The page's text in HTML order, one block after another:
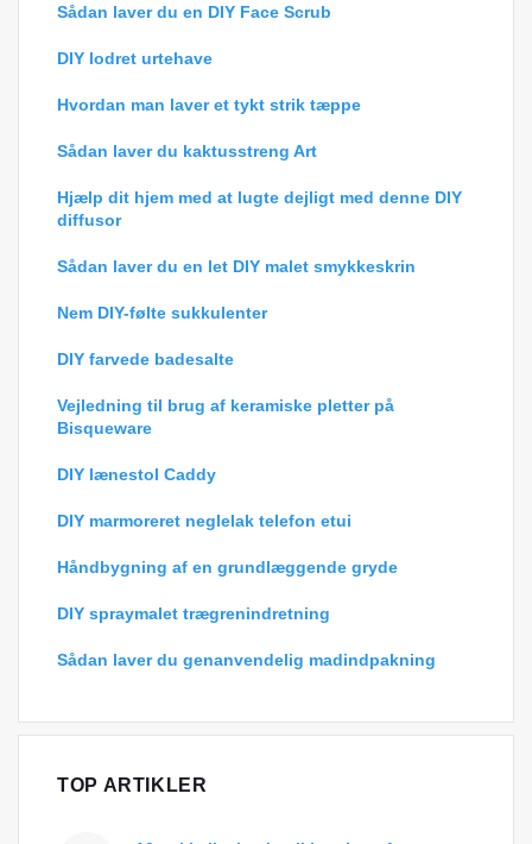
Sådan laver du en DIY Face Scrub
DIY lodret urtehave
Hvordan man laver et tykt strik tæppe
Sådan laver du kaktusstreng Art
Hjælp dit hjem med at lugte dejligt med denne DIY
diffusor
Sådan laver du en let DIY malet smykkeskrin
Nem DIY-følte sukkulenter
DIY farvede badesalte
Vejledning til brug af keramiske pletter på
Bisqueware
DIY lænestol Caddy
DIY marmoreret neglelak telefon etui
Håndbygning af en grundlæggende gryde
DIY spraymalet trægrenindretning
Sådan laver du genanvendelig madindpakning
TOP ARTIKLER